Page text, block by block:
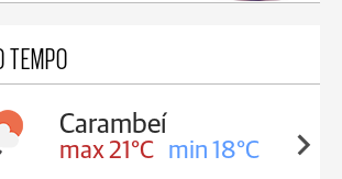
TEMPO
Carambeí
max 21°C min 18°C